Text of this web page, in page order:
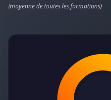
(moyenne de toutes les formations)